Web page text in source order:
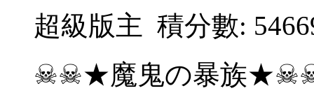
超級版主 積分數:
☠☠★魔鬼の暴族